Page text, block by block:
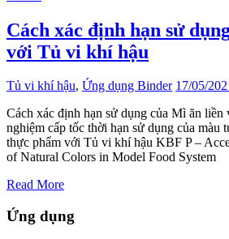
Cách xác định hạn sử
với Tủ vi khí hậu
Tủ vi khí hậu, Ứng dụng Binder 17/05/
Cách xác định hạn sử dụng của Mì ăn
nghiệm cấp tốc thời hạn sử dụng của màu
thực phẩm với Tủ vi khí hậu KBF P –
of Natural Colors in Model Food System
Read More
Ứng dụng